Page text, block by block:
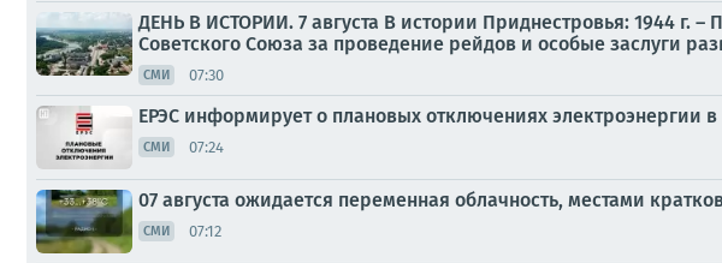
ДЕНЬ В ИСТОРИИ. 7 августа В истории Приднестровья: 1944 г.
Советского Союза за проведение рейдов и особые заслуги
СМИ 07:30
ЕРЭС информирует о плановых отключениях электроэнергии в
СМИ 07:24
07 августа ожидается переменная облачность, местами
СМИ 07:12